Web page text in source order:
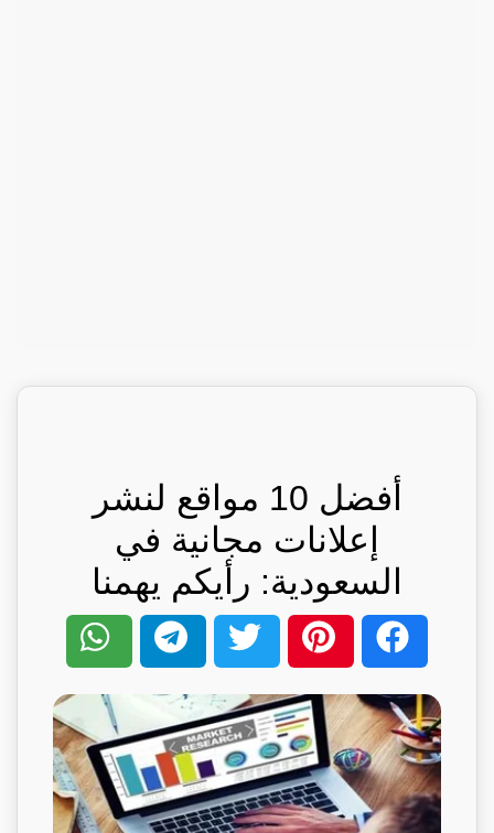
أفضل 10 مواقع لنشر
إعلانات مجانية في
السعودية: رأيكم يهمنا